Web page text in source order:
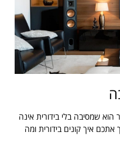
שמסיבה בלי בידורית אינה
איך קונים בידורית ומה